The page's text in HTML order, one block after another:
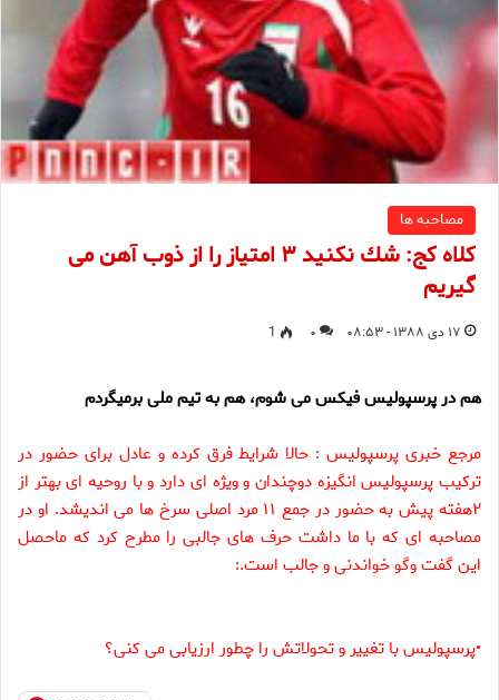
مصاحبه ها
كلاه كج: شك نكنيد ۳ امتياز را از ذوب آهن مى
گيريم
۱۷ دی ۱۳۸۸ - ۰۸:۵۳ ۰ 1
هم در پرسپولیس فیکس می شوم، هم به تیم ملی برمیگردم
مرجع خبری پرسپولیس : حالا شرايط فرق كرده و عادل براى حضور در
تركيب پرسپوليس انگيزه دوچندان و ويژه اى دارد و با روحيه اى بهتر از
۲هفته پيش به حضور در جمع ۱۱ مرد اصلى سرخ ها مى انديشد. او در
مصاحبه اى كه با ما داشت حرف هاى جالبى را مطرح كرد كه ماحصل
اين گفت وگو خواندنى و جالب است.:
•پرسپوليس با تغيير و تحولاتش را چطور ارزيابى مى كنى؟